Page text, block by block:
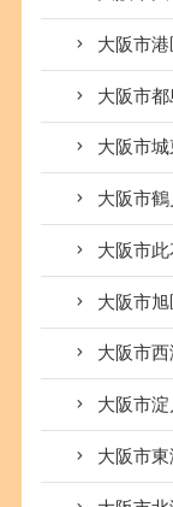
大阪市港
大阪市都
大阪市城
大阪市鶴
大阪市此
大阪市旭
大阪市西
大阪市淀
大阪市東